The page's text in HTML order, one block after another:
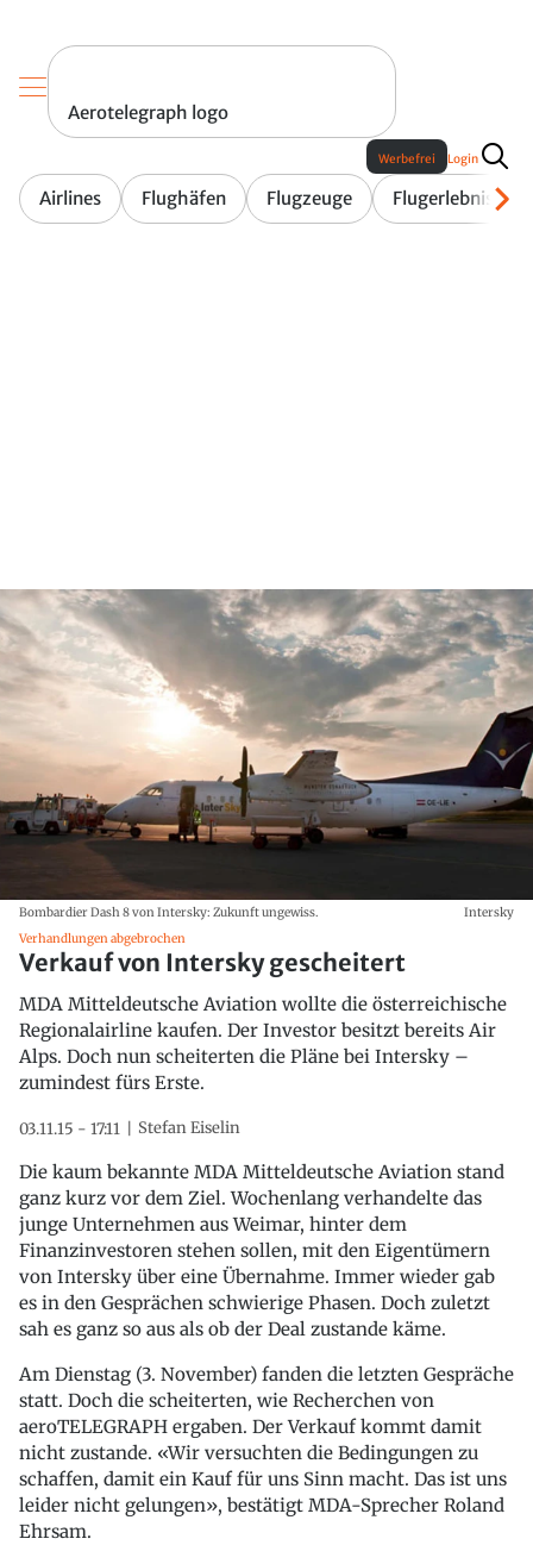
Aerotelegraph logo
Airlines Flughäfen Flugzeuge Flugerlebnis
Werbefrei Login
Bombardier Dash 8 von Intersky: Zukunft ungewiss.
Intersky
Verhandlungen abgebrochen
Verkauf von Intersky gescheitert
MDA Mitteldeutsche Aviation wollte die österreichische
Regionalairline kaufen. Der Investor besitzt bereits Air
Alps. Doch nun scheiterten die Pläne bei Intersky –
zumindest fürs Erste.
03.11.15 - 17:11 Stefan Eiselin
Die kaum bekannte MDA Mitteldeutsche Aviation stand
ganz kurz vor dem Ziel. Wochenlang verhandelte das
junge Unternehmen aus Weimar, hinter dem
Finanzinvestoren stehen sollen, mit den Eigentümern
von Intersky über eine Übernahme. Immer wieder gab
es in den Gesprächen schwierige Phasen. Doch zuletzt
sah es ganz so aus als ob der Deal zustande käme.
Am Dienstag (3. November) fanden die letzten Gespräche
statt. Doch die scheiterten, wie Recherchen von
aeroTELEGRAPH ergaben. Der Verkauf kommt damit
nicht zustande. «Wir versuchten die Bedingungen zu
schaffen, damit ein Kauf für uns Sinn macht. Das ist uns
leider nicht gelungen», bestätigt MDA-Sprecher Roland
Ehrsam.